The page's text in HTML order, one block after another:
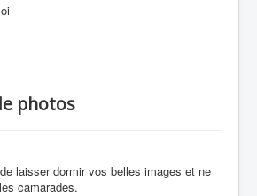
photos
laisser dormir vos belles images et ne
camarades.